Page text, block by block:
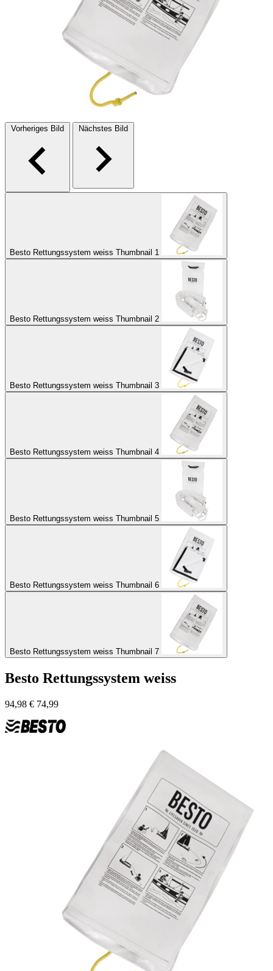
Vorheriges Bild Nächstes Bild
Besto Rettungssystem weiss Thumbnail 1
Besto Rettungssystem weiss Thumbnail 2
Besto Rettungssystem weiss Thumbnail 3
Besto Rettungssystem weiss Thumbnail 4
Besto Rettungssystem weiss Thumbnail 5
Besto Rettungssystem weiss Thumbnail 6
Besto Rettungssystem weiss Thumbnail 7
Besto Rettungssystem weiss
94,98 € 74,99